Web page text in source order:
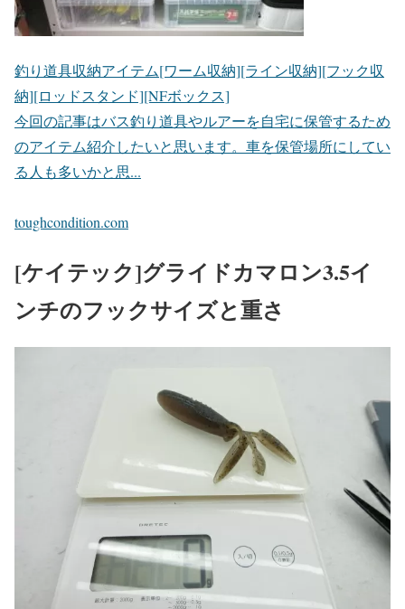
釣り道具収納アイテム[ワーム収納][ライン収納][フック収
納][ロッドスタンド][NFボックス]
今回の記事はバス釣り道具やルアーを自宅に保管するため
のアイテム紹介したいと思います。車を保管場所にしてい
る人も多いかと思...
toughcondition.com
[ケイテック]グライドカマロン3.5イ
ンチのフックサイズと重さ